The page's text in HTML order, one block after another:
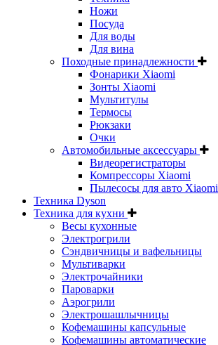
Ножи
Посуда
Для воды
Для вина
Походные принадлежности
Фонарики Xiaomi
Зонты Xiaomi
Мультитулы
Термосы
Рюкзаки
Очки
Автомобильные аксессуары
Видеорегистраторы
Компрессоры Xiaomi
Пылесосы для авто Xiaomi
Техника Dyson
Техника для кухни
Весы кухонные
Электрогрили
Сэндвичницы и вафельницы
Мультиварки
Электрочайники
Пароварки
Аэрогрили
Электрошашлычницы
Кофемашины капсульные
Кофемашины автоматические